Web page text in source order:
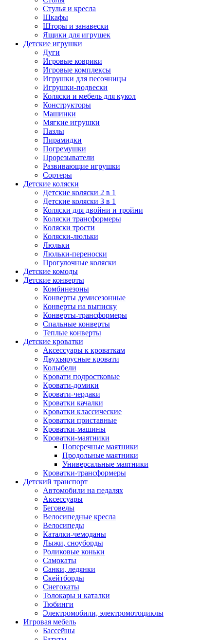
Стулья и кресла
Шкафы
Шторы и занавески
Ящики для игрушек
Детские игрушки
Дуги
Игровые коврики
Игровые комплексы
Игрушки для песочницы
Игрушки-подвески
Коляски и мебель для кукол
Конструкторы
Машинки
Мягкие игрушки
Пазлы
Пирамидки
Погремушки
Прорезыватели
Развивающие игрушки
Сортеры
Детские коляски
Детские коляски 2 в 1
Детские коляски 3 в 1
Коляски для двойни и тройни
Коляски трансформеры
Коляски трости
Коляски-люльки
Люльки
Люльки-переноски
Прогулочные коляски
Детские комоды
Детские конверты
Комбинезоны
Конверты демисезонные
Конверты на выписку
Конверты-трансформеры
Спальные конверты
Теплые конверты
Детские кроватки
Аксессуары к кроваткам
Двухъярусные кровати
Колыбели
Кровати подростковые
Кровати-домики
Кровати-чердаки
Кроватки качалки
Кроватки классические
Кроватки приставные
Кроватки-машины
Кроватки-маятники
Поперечные маятники
Продольные маятники
Универсальные маятники
Кроватки-трансформеры
Детский транспорт
Автомобили на педалях
Аксессуары
Беговелы
Велосипедные кресла
Велосипеды
Каталки-чемоданы
Лыжи, сноуборды
Роликовые коньки
Самокаты
Санки, ледянки
Скейтборды
Снегокаты
Толокары и каталки
Тюбинги
Электромобили, электромотоциклы
Игровая мебель
Бассейны